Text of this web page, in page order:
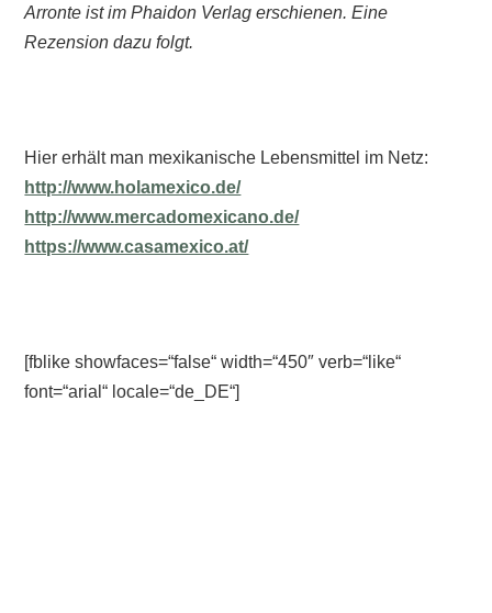
Arronte ist im Phaidon Verlag erschienen. Eine
Rezension dazu folgt.
Hier erhält man mexikanische Lebensmittel im Netz:
http://www.holamexico.de/
http://www.mercadomexicano.de/
https://www.casamexico.at/
[fblike showfaces=“false“ width=“450″ verb=“like“
font=“arial“ locale=“de_DE“]